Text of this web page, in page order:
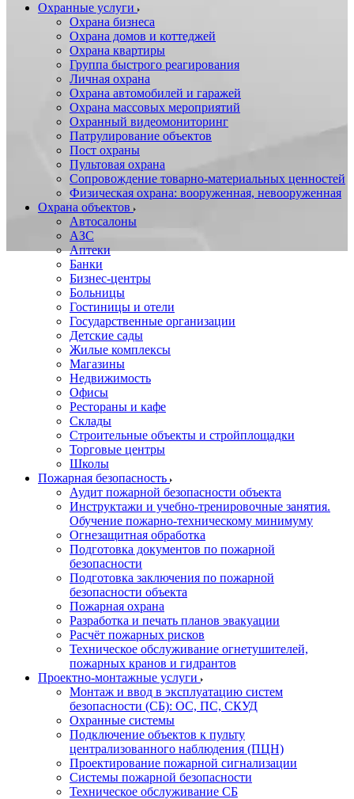
Охранные услуги
Охрана бизнеса
Охрана домов и коттеджей
Охрана квартиры
Группа быстрого реагирования
Личная охрана
Охрана автомобилей и гаражей
Охрана массовых мероприятий
Охранный видеомониторинг
Патрулирование объектов
Пост охраны
Пультовая охрана
Сопровождение товарно-материальных ценностей
Физическая охрана: вооруженная, невооруженная
Охрана объектов
Автосалоны
АЗС
Аптеки
Банки
Бизнес-центры
Больницы
Гостиницы и отели
Государственные организации
Детские сады
Жилые комплексы
Магазины
Недвижимость
Офисы
Рестораны и кафе
Склады
Строительные объекты и стройплощадки
Торговые центры
Школы
Пожарная безопасность
Аудит пожарной безопасности объекта
Инструктажи и учебно-тренировочные занятия.
Обучение пожарно-техническому минимуму
Огнезащитная обработка
Подготовка документов по пожарной
безопасности
Подготовка заключения по пожарной
безопасности объекта
Пожарная охрана
Разработка и печать планов эвакуации
Расчёт пожарных рисков
Техническое обслуживание огнетушителей,
пожарных кранов и гидрантов
Проектно-монтажные услуги
Монтаж и ввод в эксплуатацию систем
безопасности (СБ): ОС, ПС, СКУД
Охранные системы
Подключение объектов к пульту
централизованного наблюдения (ПЦН)
Проектирование пожарной сигнализации
Системы пожарной безопасности
Техническое обслуживание СБ